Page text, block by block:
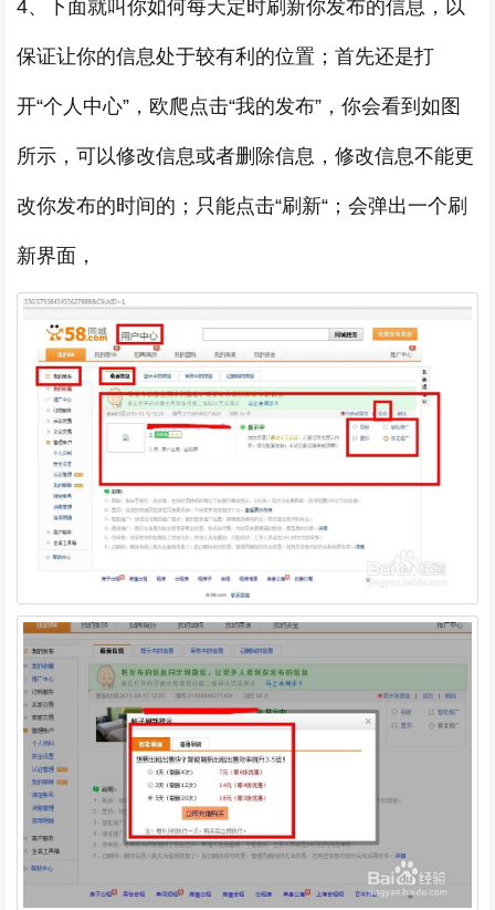
4、下面就叫你如何每天定时刷新你发布的信息，以
保证让你的信息处于较有利的位置；首先还是打
开“个人中心”，欧爬点击“我的发布”，你会看到如图
所示，可以修改信息或者删除信息，修改信息不能更
改你发布的时间的；只能点击“刷新“；会弹出一个刷
新界面，